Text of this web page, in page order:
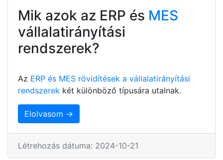
Mik azok az ERP és MES
vállalatirányítási
rendszerek?
Az ERP és MES rövidítések a vállalatirányítási
rendszerek két különböző típusára utalnak.
Elolvasom →
Létrehozás dátuma: 2024-10-21